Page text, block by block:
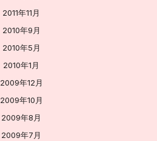
2011年11月
2010年9月
2010年5月
2010年1月
2009年12月
2009年10月
2009年8月
2009年7月